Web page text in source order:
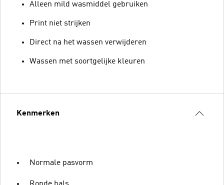
Alleen mild wasmiddel gebruiken
Print niet strijken
Direct na het wassen verwijderen
Wassen met soortgelijke kleuren
Kenmerken
Normale pasvorm